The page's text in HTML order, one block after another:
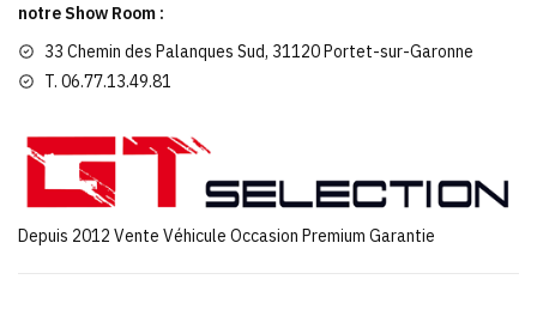
notre Show Room :
33 Chemin des Palanques Sud, 31120 Portet-sur-Garonne
T. 06.77.13.49.81
Depuis 2012 Vente Véhicule Occasion Premium Garantie